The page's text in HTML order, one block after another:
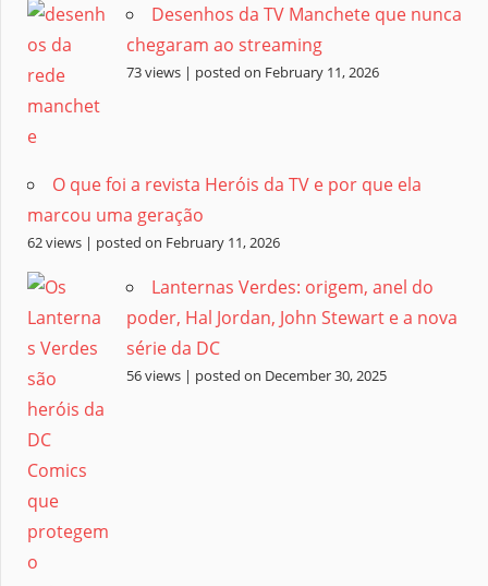
Desenhos da TV Manchete que nunca
chegaram ao streaming
73 views | posted on February 11, 2026
O que foi a revista Heróis da TV e por que ela
marcou uma geração
62 views | posted on February 11, 2026
Lanternas Verdes: origem, anel do
poder, Hal Jordan, John Stewart e a nova
série da DC
56 views | posted on December 30, 2025